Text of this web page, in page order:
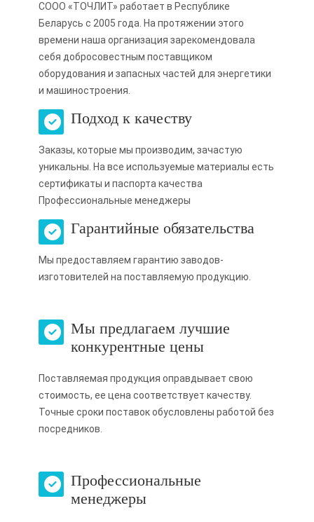
СООО «ТОЧЛИТ» работает в Республике
Беларусь с 2005 года. На протяжении этого
времени наша организация зарекомендовала
себя добросовестным поставщиком
оборудования и запасных частей для энергетики
и машиностроения.
Подход к качеству
Заказы, которые мы производим, зачастую
уникальны. На все используемые материалы есть
сертификаты и паспорта качества
Профессиональные менеджеры
Гарантийные обязательства
Мы предоставляем гарантию заводов-
изготовителей на поставляемую продукцию.
Мы предлагаем лучшие
конкурентные цены
Поставляемая продукция оправдывает свою
стоимость, ее цена соответствует качеству.
Точные сроки поставок обусловлены работой без
посредников.
Профессиональные
менеджеры